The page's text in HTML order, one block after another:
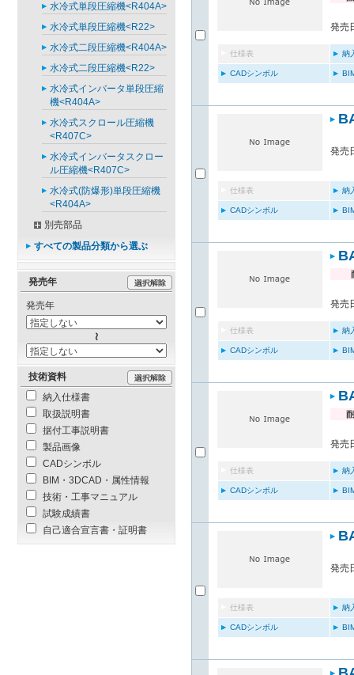
発売
仕様表 納
CADシンボル
発売
仕様表 納
CADシンボル
発売
仕様表 納
CADシンボル
発売
仕様表 納
CADシンボル
発売
仕様表 納
CADシンボル
水冷式単段圧縮機<R404A>
水冷式単段圧縮機<R22>
水冷式二段圧縮機<R404A>
水冷式二段圧縮機<R22>
水冷式インバータ単段圧縮
機<R404A>
水冷式スクロール圧縮機
<R407C>
水冷式インバータスクロー
ル圧縮機<R407C>
水冷式(防爆形)単段圧縮機
<R404A>
別売部品
すべての製品分類から選ぶ
発売年
発売年
技術資料
納入仕様書
取扱説明書
据付工事説明書
製品画像
CADシンボル
BIM・3DCAD・属性情報
技術・工事マニュアル
試験成績書
自己適合宣言書・証明書